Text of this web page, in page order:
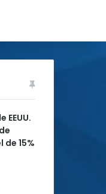
EEUU.
15%